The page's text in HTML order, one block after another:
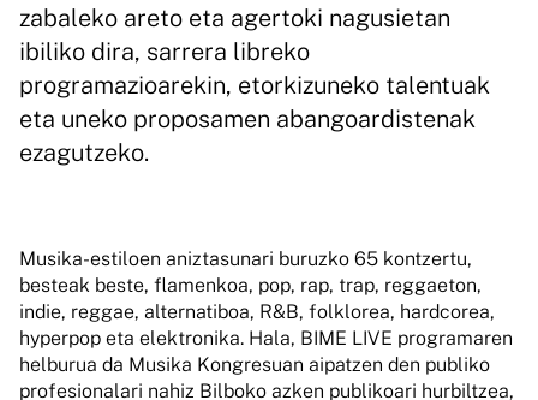
zabaleko areto eta agertoki nagusietan
ibiliko dira, sarrera libreko
programazioarekin, etorkizuneko talentuak
eta uneko proposamen abangoardistenak
ezagutzeko.
Musika-estiloen aniztasunari buruzko 65 kontzertu,
besteak beste, flamenkoa, pop, rap, trap, reggaeton,
indie, reggae, alternatiboa, R&B, folklorea, hardcorea,
hyperpop eta elektronika. Hala, BIME LIVE programaren
helburua da Musika Kongresuan aipatzen den publiko
profesionalari nahiz Bilboko azken publikoari hurbiltzea,